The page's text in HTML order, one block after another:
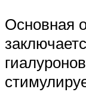
Основная